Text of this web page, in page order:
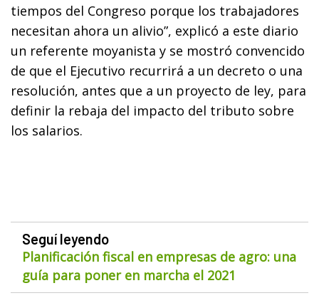
tiempos del Congreso porque los trabajadores
necesitan ahora un alivio”, explicó a este diario
un referente moyanista y se mostró convencido
de que el Ejecutivo recurrirá a un decreto o una
resolución, antes que a un proyecto de ley, para
definir la rebaja del impacto del tributo sobre
los salarios.
Seguí leyendo
Planificación fiscal en empresas de agro: una
guía para poner en marcha el 2021